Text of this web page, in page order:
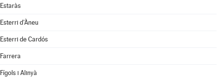
Estaràs
Esterri d'Àneu
Esterri de Cardós
Farrera
Fígols i Alinyà